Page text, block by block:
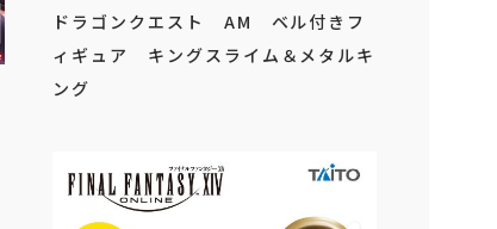
ドラゴンクエスト AM ベル付きフ
ィギュア キングスライム＆メタルキ
ング